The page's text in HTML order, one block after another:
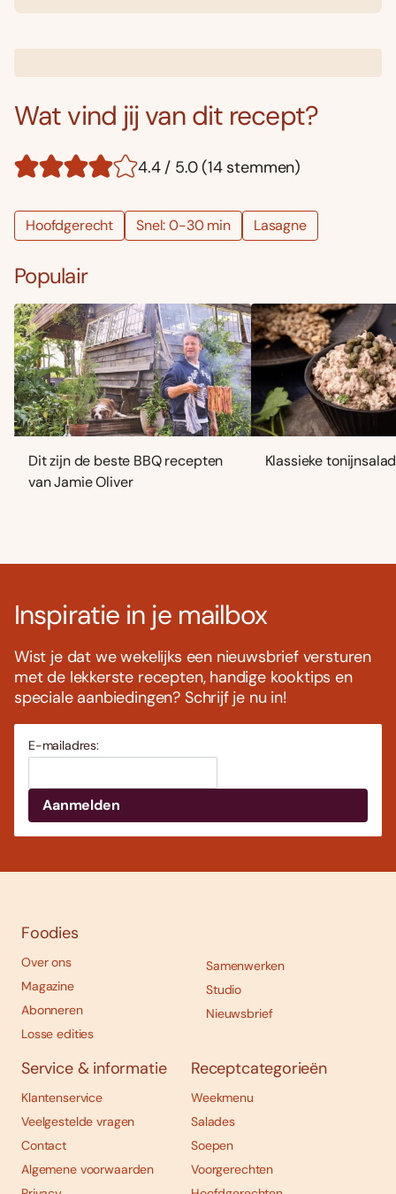
Wat vind jij van dit recept?
4.4 / 5.0 (14 stemmen)
Hoofdgerecht Snel: 0-30 min Lasagne
Populair
Dit zijn de beste BBQ recepten
van Jamie Oliver
Klassieke
Inspiratie in je mailbox
Wist je dat we wekelijks een nieuwsbrief versturen
met de lekkerste recepten, handige kooktips en
speciale aanbiedingen? Schrijf je nu in!
E-mailadres:
Foodies
Over ons
Magazine
Abonneren
Losse edities
Samenwerken
Studio
Nieuwsbrief
Service & informatie
Klantenservice
Veelgestelde vragen
Contact
Algemene voorwaarden
Receptcategorieën
Weekmenu
Salades
Soepen
Voorgerechten